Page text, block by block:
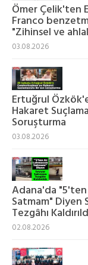
Ömer Çelik'ten
Franco
"Zihinsel ve
03.08.2026
Ertuğrul
Hakaret
Soruşturma
03.08.2026
Adana'da
Satmam" Diyen
Tezgâhı
02.08.2026